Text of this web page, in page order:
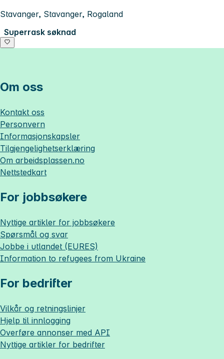
Stavanger, Stavanger, Rogaland
Superrask søknad
Om oss
Kontakt oss
Personvern
Informasjonskapsler
Tilgjengelighetserklæring
Om arbeidsplassen.no
Nettstedkart
For jobbsøkere
Nyttige artikler for jobbsøkere
Spørsmål og svar
Jobbe i utlandet (EURES)
Information to refugees from Ukraine
For bedrifter
Vilkår og retningslinjer
Hjelp til innlogging
Overføre annonser med API
Nyttige artikler for bedrifter